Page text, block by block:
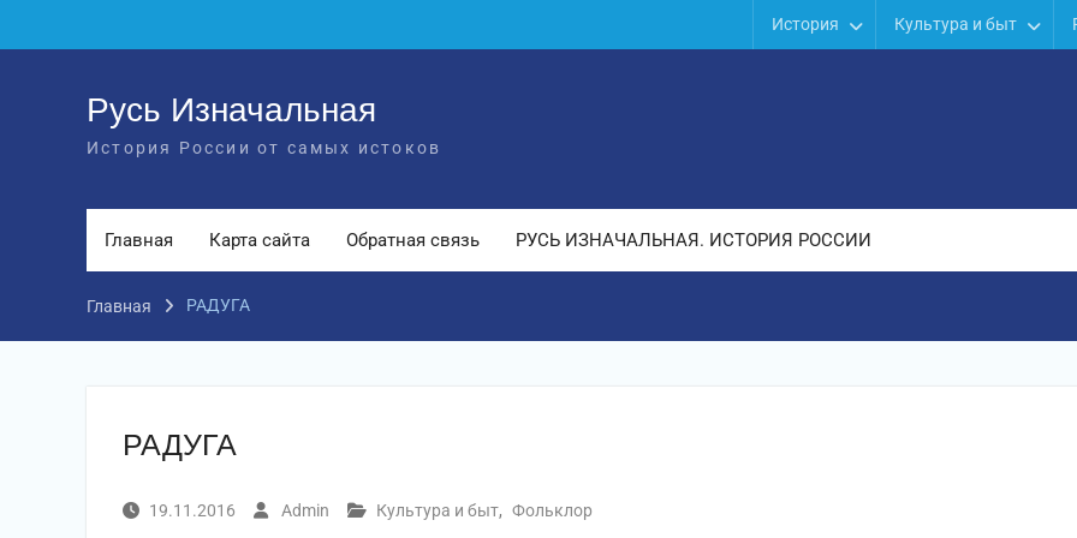
История Культура и быт
Русь Изначальная
История России от самых истоков
Главная Карта сайта Обратная связь РУСЬ ИЗНАЧАЛЬНАЯ. ИСТОРИЯ РОССИИ
Главная РАДУГА
РАДУГА
19.11.2016 Admin Культура и быт, Фольклор